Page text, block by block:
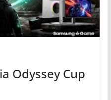
Odyssey Cup